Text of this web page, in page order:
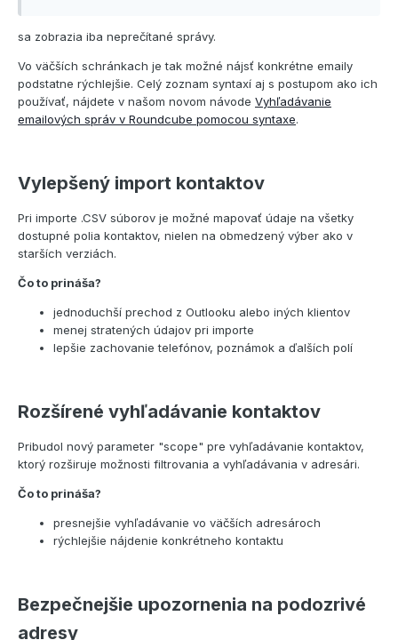
sa zobrazia iba neprečítané správy.
Vo väčších schránkach je tak možné nájsť konkrétne emaily
podstatne rýchlejšie. Celý zoznam syntaxí aj s postupom ako ich
používať, nájdete v našom novom návode Vyhľadávanie
emailových správ v Roundcube pomocou syntaxe.
Vylepšený import kontaktov
Pri importe .CSV súborov je možné mapovať údaje na všetky
dostupné polia kontaktov, nielen na obmedzený výber ako v
starších verziách.
Čo to prináša?
jednoduchší prechod z Outlooku alebo iných klientov
menej stratených údajov pri importe
lepšie zachovanie telefónov, poznámok a ďalších polí
Rozšírené vyhľadávanie kontaktov
Pribudol nový parameter "scope" pre vyhľadávanie kontaktov,
ktorý rozširuje možnosti filtrovania a vyhľadávania v adresári.
Čo to prináša?
presnejšie vyhľadávanie vo väčších adresároch
rýchlejšie nájdenie konkrétneho kontaktu
Bezpečnejšie upozornenia na podozrivé
adresy